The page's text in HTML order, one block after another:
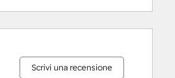
Scrivi una recensione